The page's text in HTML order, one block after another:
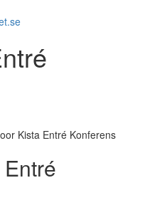
Kista Entré Konferens